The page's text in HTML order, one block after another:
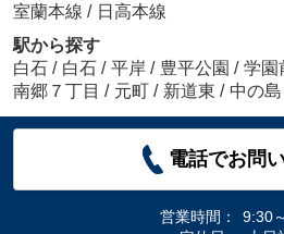
室蘭本線 / 日高本線
駅から探す
白石 / 白石 / 平岸 / 豊平公園 / 学園
南郷７丁目 / 元町 / 新道東 / 中の島
電話でお問
営業時間：
9:30